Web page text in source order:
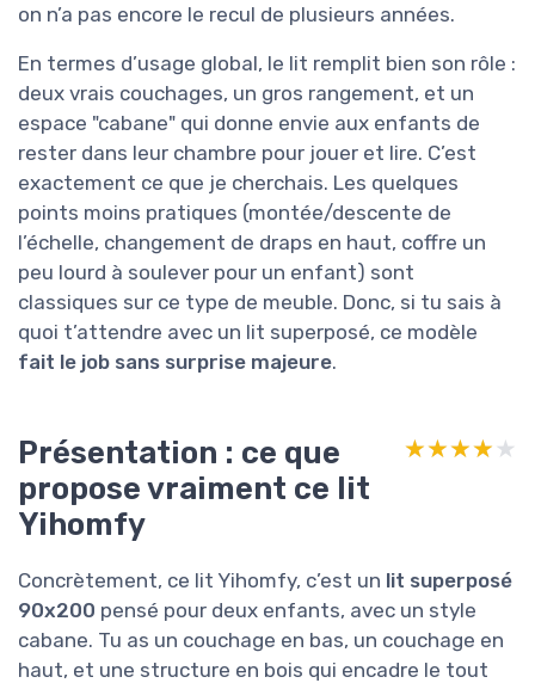
on n’a pas encore le recul de plusieurs années.
En termes d’usage global, le lit remplit bien son rôle :
deux vrais couchages, un gros rangement, et un
espace "cabane" qui donne envie aux enfants de
rester dans leur chambre pour jouer et lire. C’est
exactement ce que je cherchais. Les quelques
points moins pratiques (montée/descente de
l’échelle, changement de draps en haut, coffre un
peu lourd à soulever pour un enfant) sont
classiques sur ce type de meuble. Donc, si tu sais à
quoi t’attendre avec un lit superposé, ce modèle
fait le job sans surprise majeure.
Présentation : ce que
propose vraiment ce lit
Yihomfy
★★★★★
★★★★★
Concrètement, ce lit Yihomfy, c’est un lit superposé
90x200 pensé pour deux enfants, avec un style
cabane. Tu as un couchage en bas, un couchage en
haut, et une structure en bois qui encadre le tout